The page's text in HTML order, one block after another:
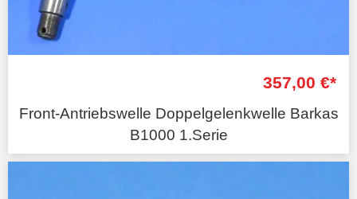
357,00 €*
Front-Antriebswelle Doppelgelenkwelle Barkas
B1000 1.Serie